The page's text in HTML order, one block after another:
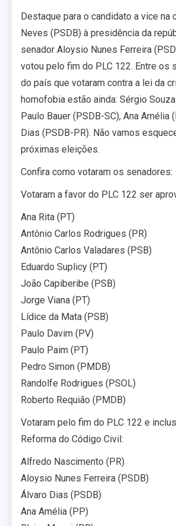
Destaque para o candidato a vice na
Neves (PSDB) à presidência da
senador Aloysio Nunes Ferreira
votou pelo fim do PLC 122. Entre os
do país que votaram contra a lei da
homofobia estão ainda: Sérgio
Paulo Bauer (PSDB-SC), Ana Amélia
Dias (PSDB-PR). Não vamos
próximas eleições.
Confira como votaram os senadores:
Votaram a favor do PLC 122 ser
Ana Rita (PT)
Antônio Carlos Rodrigues (PR)
Antônio Carlos Valadares (PSB)
Eduardo Suplicy (PT)
João Capiberibe (PSB)
Jorge Viana (PT)
Lídice da Mata (PSB)
Paulo Davim (PV)
Paulo Paim (PT)
Pedro Simon (PMDB)
Randolfe Rodrigues (PSOL)
Roberto Requião (PMDB)
Votaram pelo fim do PLC 122 e
Reforma do Código Civil:
Alfredo Nascimento (PR)
Aloysio Nunes Ferreira (PSDB)
Álvaro Dias (PSDB)
Ana Amélia (PP)